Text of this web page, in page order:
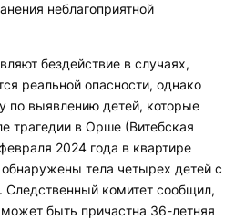
неблагоприятной
бездействие в случаях,
реальной опасности, однако
по выявлению детей, которые
трагедии в Орше (Витебская
2024 года в квартире
тела четырех детей с
Следственный комитет сообщил,
быть причастна 36-летняя